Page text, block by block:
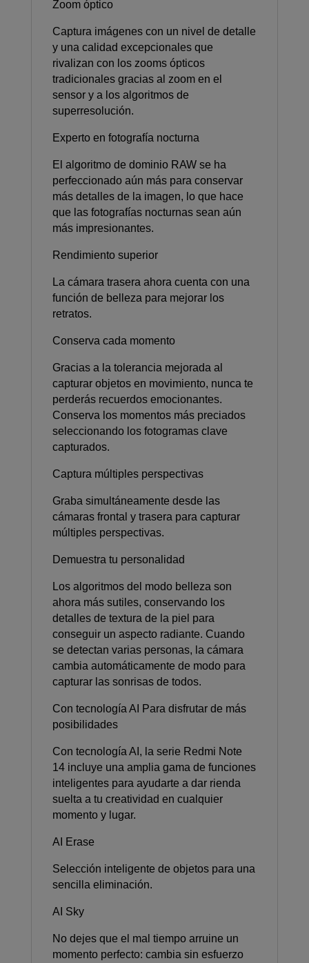
Zoom óptico
Captura imágenes con un nivel de detalle
y una calidad excepcionales que
rivalizan con los zooms ópticos
tradicionales gracias al zoom en el
sensor y a los algoritmos de
superresolución.
Experto en fotografía nocturna
El algoritmo de dominio RAW se ha
perfeccionado aún más para conservar
más detalles de la imagen, lo que hace
que las fotografías nocturnas sean aún
más impresionantes.
Rendimiento superior
La cámara trasera ahora cuenta con una
función de belleza para mejorar los
retratos.
Conserva cada momento
Gracias a la tolerancia mejorada al
capturar objetos en movimiento, nunca te
perderás recuerdos emocionantes.
Conserva los momentos más preciados
seleccionando los fotogramas clave
capturados.
Captura múltiples perspectivas
Graba simultáneamente desde las
cámaras frontal y trasera para capturar
múltiples perspectivas.
Demuestra tu personalidad
Los algoritmos del modo belleza son
ahora más sutiles, conservando los
detalles de textura de la piel para
conseguir un aspecto radiante. Cuando
se detectan varias personas, la cámara
cambia automáticamente de modo para
capturar las sonrisas de todos.
Con tecnología AI Para disfrutar de más
posibilidades
Con tecnología AI, la serie Redmi Note
14 incluye una amplia gama de funciones
inteligentes para ayudarte a dar rienda
suelta a tu creatividad en cualquier
momento y lugar.
AI Erase
Selección inteligente de objetos para una
sencilla eliminación.
AI Sky
No dejes que el mal tiempo arruine un
momento perfecto: cambia sin esfuerzo